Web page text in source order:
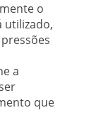
o
utilizado,
a
que